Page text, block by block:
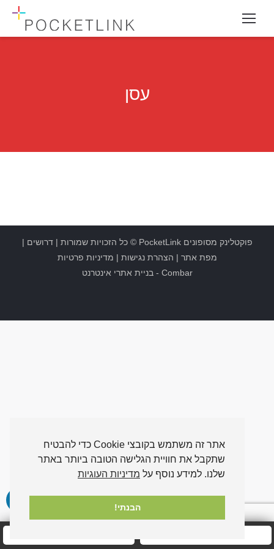
עסן
פוקטלינק מסופוניםPocketLink © כל הזכויות שמורות |דרושים |
מפת אתר | הצהרת נגישות | מדיניות פרטיות
Combar
- בניית אתרי אינטרנט
אתר זה משתמש בקובצי Cookie כדי להבטיח
שתקבל את חוויית הגלישה הטובה ביותר באתר
שלנו. למידע נוסף על מדיניות העוגיות
הבנתי!